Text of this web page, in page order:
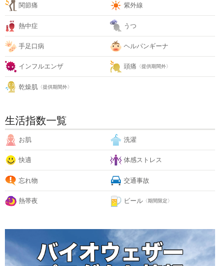
関節痛 紫外線
熱中症 うつ
手足口病 ヘルパンギーナ
インフルエンザ 頭痛 〈提供期間外〉
乾燥肌 〈提供期間外〉
生活指数一覧
お肌 洗濯
快適 体感ストレス
忘れ物 交通事故
熱帯夜 ビール 〈期間限定〉